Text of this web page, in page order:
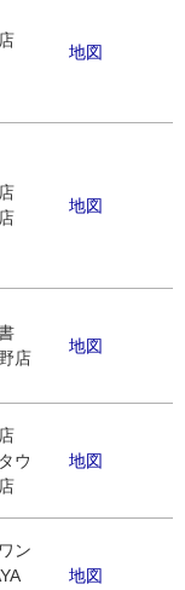
店
地図
地図
店
地図
ウ
地図
ン
地図